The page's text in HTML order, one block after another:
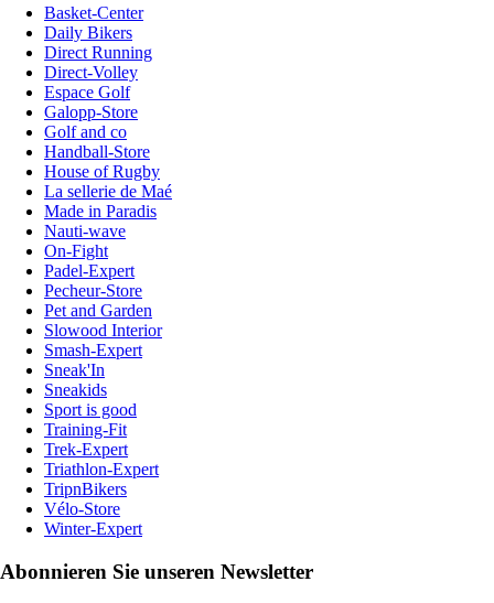
Basket-Center
Daily Bikers
Direct Running
Direct-Volley
Espace Golf
Galopp-Store
Golf and co
Handball-Store
House of Rugby
La sellerie de Maé
Made in Paradis
Nauti-wave
On-Fight
Padel-Expert
Pecheur-Store
Pet and Garden
Slowood Interior
Smash-Expert
Sneak'In
Sneakids
Sport is good
Training-Fit
Trek-Expert
Triathlon-Expert
TripnBikers
Vélo-Store
Winter-Expert
Abonnieren Sie unseren Newsletter